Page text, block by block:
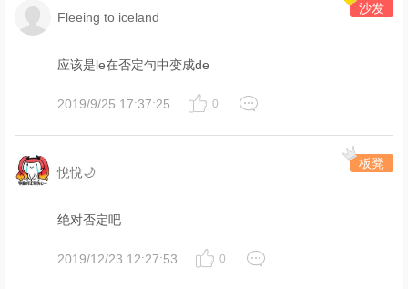
Fleeing to iceland
沙发
应该是le在否定句中变成de
2019/9/25 17:37:25 0
悅悅🌙
板凳
绝对否定吧
2019/12/23 12:27:53 0